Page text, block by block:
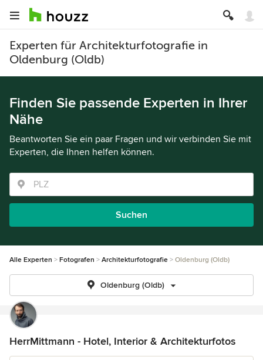
Experten für Architekturfotografie in
Oldenburg (Oldb)
Finden Sie passende Experten in Ihrer
Nähe
Beantworten Sie ein paar Fragen und wir verbinden Sie mit
Experten, die Ihnen helfen können.
Suchen
Alle Experten Fotografen Architekturfotografie Oldenburg (Oldb)
Oldenburg (Oldb)
HerrMittmann - Hotel, Interior & Architekturfotos